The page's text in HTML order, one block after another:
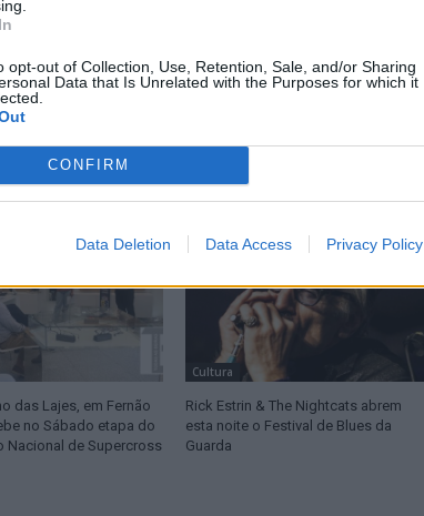
opt-out of Collection, Use, Retention, Sale, and/or Sharing
Data that Is Unrelated with the Purposes for which it
CONFIRM
Data Deletion Data Access Privacy Policy
Estrela” começa Sexta-feira em Almeida e
terminará no Domingo em Seia
das Lajes, em Fernão
no Sábado etapa do
Nacional de Supercross
Cultura
Rick Estrin & The Nightcats abrem
esta noite o Festival de Blues da
Guarda